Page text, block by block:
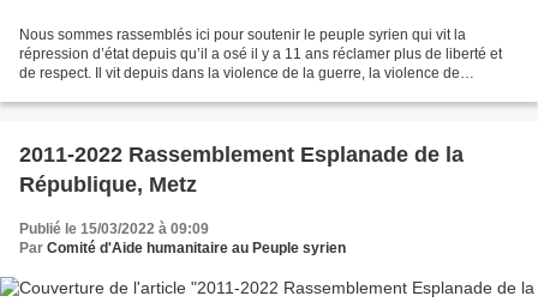
Nous sommes rassemblés ici pour soutenir le peuple syrien qui vit la
répression d’état depuis qu’il a osé il y a 11 ans réclamer plus de liberté et
de respect. Il vit depuis dans la violence de la guerre, la violence de
2011-2022 Rassemblement Esplanade de la
République, Metz
Publié le 15/03/2022 à 09:09
Par Comité d'Aide humanitaire au Peuple syrien